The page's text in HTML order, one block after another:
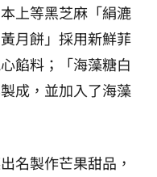
上等黑芝麻「絹漉
月餅」採用新鮮菲
餡料；「海藻糖白
成，並加入了海藻
名製作芒果甜品，